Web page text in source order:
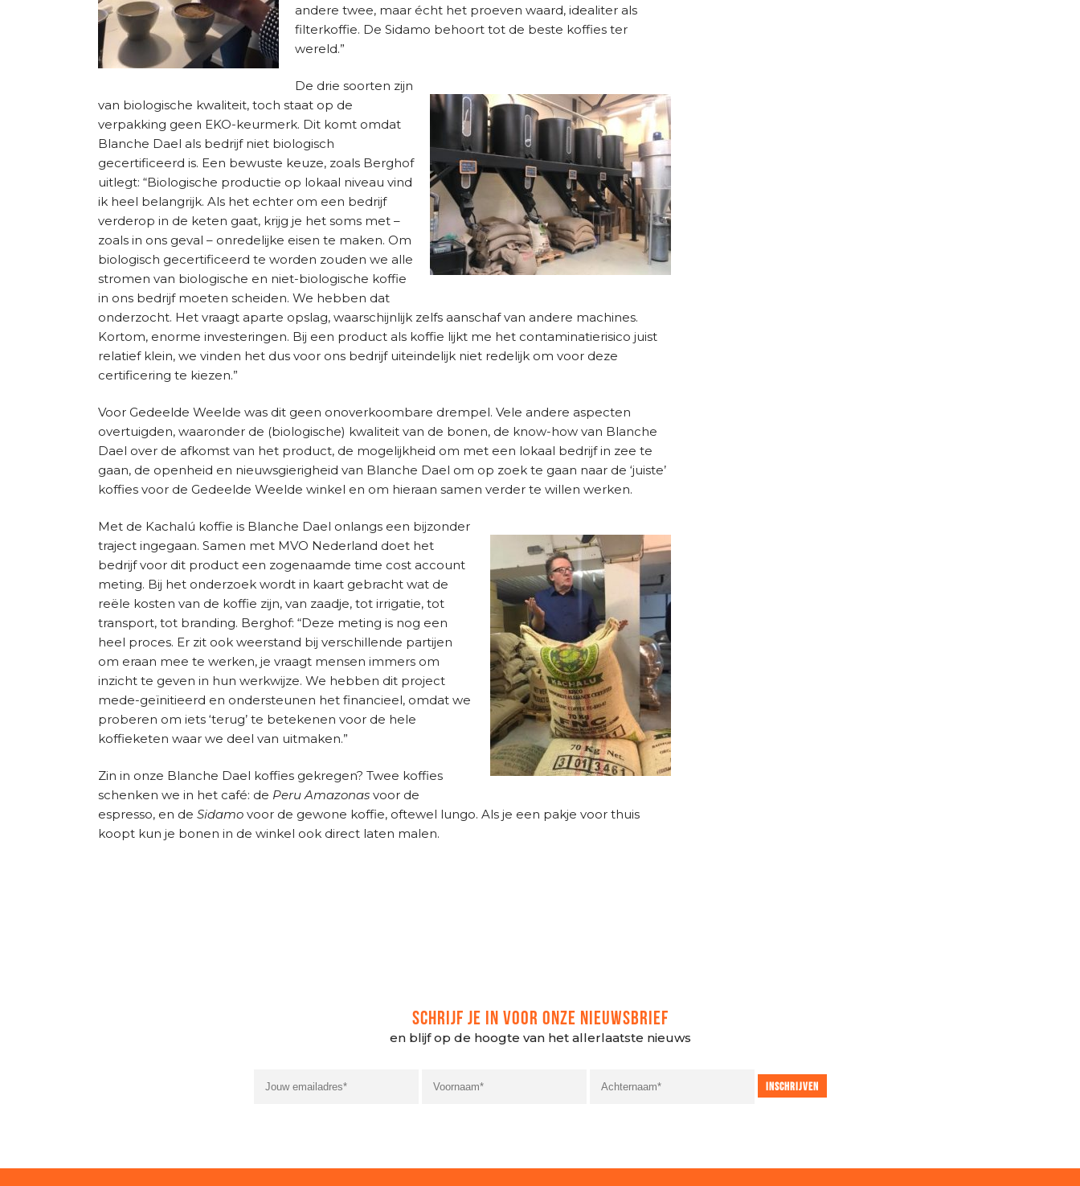
andere twee, maar écht het proeven waard, idealiter als
filterkoffie. De Sidamo behoort tot de beste koffies ter
wereld.”
De drie soorten zijn
van biologische kwaliteit, toch staat op de
verpakking geen EKO-keurmerk. Dit komt omdat
Blanche Dael als bedrijf niet biologisch
gecertificeerd is. Een bewuste keuze, zoals Berghof
uitlegt: “Biologische productie op lokaal niveau vind
ik heel belangrijk. Als het echter om een bedrijf
verderop in de keten gaat, krijg je het soms met –
zoals in ons geval – onredelijke eisen te maken. Om
biologisch gecertificeerd te worden zouden we alle
stromen van biologische en niet-biologische koffie
in ons bedrijf moeten scheiden. We hebben dat
onderzocht. Het vraagt aparte opslag, waarschijnlijk zelfs aanschaf van andere machines.
Kortom, enorme investeringen. Bij een product als koffie lijkt me het contaminatierisico juist
relatief klein, we vinden het dus voor ons bedrijf uiteindelijk niet redelijk om voor deze
certificering te kiezen.”
Voor Gedeelde Weelde was dit geen onoverkoombare drempel. Vele andere aspecten
overtuigden, waaronder de (biologische) kwaliteit van de bonen, de know-how van Blanche
Dael over de afkomst van het product, de mogelijkheid om met een lokaal bedrijf in zee te
gaan, de openheid en nieuwsgierigheid van Blanche Dael om op zoek te gaan naar de ‘juiste’
koffies voor de Gedeelde Weelde winkel en om hieraan samen verder te willen werken.
Met de Kachalú koffie is Blanche Dael onlangs een bijzonder
traject ingegaan. Samen met MVO Nederland doet het
bedrijf voor dit product een zogenaamde time cost account
meting. Bij het onderzoek wordt in kaart gebracht wat de
reële kosten van de koffie zijn, van zaadje, tot irrigatie, tot
transport, tot branding. Berghof: “Deze meting is nog een
heel proces. Er zit ook weerstand bij verschillende partijen
om eraan mee te werken, je vraagt mensen immers om
inzicht te geven in hun werkwijze. We hebben dit project
mede-geïnitieerd en ondersteunen het financieel, omdat we
proberen om iets ‘terug’ te betekenen voor de hele
koffieketen waar we deel van uitmaken.”
Zin in onze Blanche Dael koffies gekregen? Twee koffies
schenken we in het café: de Peru Amazonas voor de
espresso, en de Sidamo voor de gewone koffie, oftewel lungo. Als je een pakje voor thuis
koopt kun je bonen in de winkel ook direct laten malen.
SCHRIJF JE IN VOOR ONZE NIEUWSBRIEF
en blijf op de hoogte van het allerlaatste nieuws